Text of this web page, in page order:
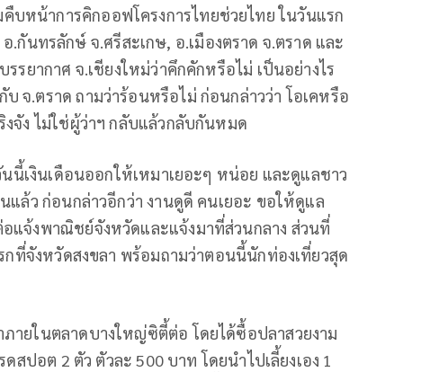
หน้าการคิกออฟโครงการไทยช่วยไทย ในวันแรก
.กันทรลักษ์ จ.ศรีสะเกษ, อ.เมืองตราด จ.ตราด และ
รยากาศ จ.เชียงใหม่ว่าคึกคักหรือไม่ เป็นอย่างไร
จ.ตราด ถามว่าร้อนหรือไม่ ก่อนกล่าวว่า โอเคหรือ
จัง ไม่ใช่ผู้ว่าฯ กลับแล้วกลับกันหมด
นี้เงินเดือนออกให้เหมาเยอะๆ หน่อย และดูแลชาว
แล้ว ก่อนกล่าวอีกว่า งานดูดี คนเยอะ ขอให้ดูแล
แจ้งพาณิชย์จังหวัดและแจ้งมาที่ส่วนกลาง ส่วนที่
กที่จังหวัดสงขลา พร้อมถามว่าตอนนี้นักท่องเที่ยวสุด
ายในตลาดบางใหญ่ซิตี้ต่อ โดยได้ซื้อปลาสวยงาม
สปอต 2 ตัว ตัวละ 500 บาท โดยนำไปเลี้ยงเอง 1